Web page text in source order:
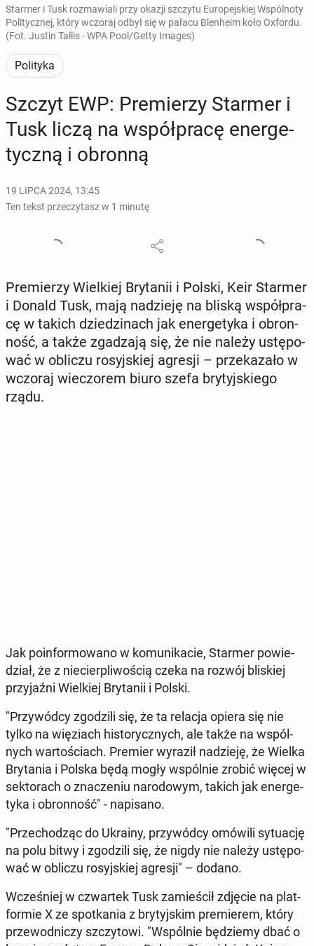
Starmer i Tusk rozmawiali przy okazji szczytu Europejskiej Wspólnoty
Politycznej, który wczoraj odbył się w pałacu Blenheim koło Oxfordu.
(Fot. Justin Tallis - WPA Pool/Getty Images)
Polityka
Szczyt EWP: Pre­mie­rzy Starmer i
Tusk liczą na współ­pra­cę ener­ge­
tycz­ną i obronną
19 LIPCA 2024, 13:45
Ten tekst przeczytasz w 1 minutę
Pre­mie­rzy Wiel­kiej Bry­ta­nii i Polski, Keir Starmer
i Donald Tusk, mają na­dzie­ję na bliską współ­pra­
cę w takich dzie­dzi­nach jak ener­ge­ty­ka i obron­
ność, a także zga­dza­ją się, że nie należy ustę­po­
wać w obliczu ro­syj­skiej agresji – prze­ka­za­ło w
wczoraj wie­czo­rem biuro szefa bry­tyj­skie­go
rządu.
Jak po­in­for­mo­wa­no w ko­mu­ni­ka­cie, Starmer po­wie­
dział, że z nie­cier­pli­wo­ścią czeka na rozwój bli­skiej
przy­jaź­ni Wiel­kiej Bry­ta­nii i Polski.
"Przy­wód­cy zgo­dzi­li się, że ta relacja opiera się nie
tylko na wię­ziach hi­sto­rycz­nych, ale także na wspól­
nych war­to­ściach. Premier wyraził na­dzie­ję, że Wielka
Bry­ta­nia i Polska będą mogły wspól­nie zrobić więcej w
sek­to­rach o zna­cze­niu na­ro­do­wym, takich jak ener­ge­
ty­ka i obron­ność" - na­pi­sa­no.
"Prze­cho­dząc do Ukrainy, przy­wód­cy omówili sy­tu­ację
na polu bitwy i zgo­dzi­li się, że nigdy nie należy ustę­po­
wać w obliczu ro­syj­skiej agresji" – dodano.
Wcze­śniej w czwar­tek Tusk za­mie­ścił zdjęcie na plat­
for­mie X ze spo­tka­nia z bry­tyj­skim pre­mie­rem, który
prze­wod­ni­czy szczy­to­wi. "Wspól­nie bę­dzie­my dbać o